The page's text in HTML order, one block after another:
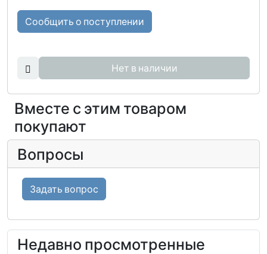
Сообщить о поступлении
Нет в наличии
Вместе с этим товаром
покупают
Вопросы
Задать вопрос
Недавно просмотренные